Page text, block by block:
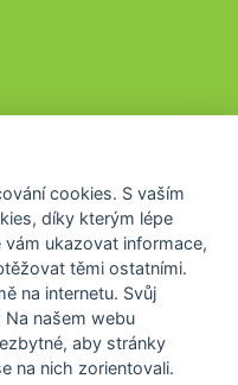
cookies. S vaším
díky kterým lépe
vám ukazovat informace,
těmi ostatními.
na internetu. Svůj
našem webu
, aby stránky
na nich zorientovali.